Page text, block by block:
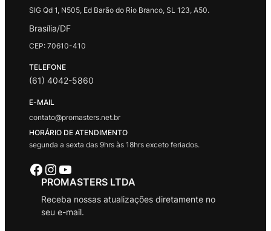
SIG Qd 1, N505, Ed Barão do Rio Branco, SL 123, A50.
Brasília/DF
CEP: 70610-410
TELEFONE
(61) 4042-5860
E-MAIL
contato@promasters.net.br
HORÁRIO DE ATENDIMENTO
segunda a sexta das 9hrs às 18hrs exceto feriados.
Facebook Instagram Youtube
PROMASTERS LTDA
Receba nossas atualizações diretamente no
seu e-mail.